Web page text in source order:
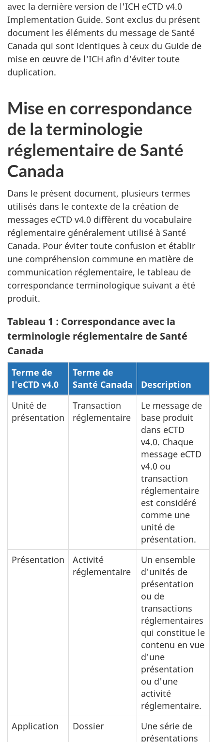
avec la dernière version de l'ICH eCTD v4.0
Implementation Guide. Sont exclus du présent
document les éléments du message de Santé
Canada qui sont identiques à ceux du Guide de
mise en œuvre de l'ICH afin d'éviter toute
duplication.
Mise en correspondance
de la terminologie
réglementaire de Santé
Canada
Dans le présent document, plusieurs termes
utilisés dans le contexte de la création de
messages eCTD v4.0 diffèrent du vocabulaire
réglementaire généralement utilisé à Santé
Canada. Pour éviter toute confusion et établir
une compréhension commune en matière de
communication réglementaire, le tableau de
correspondance terminologique suivant a été
produit.
Tableau 1 : Correspondance avec la
terminologie réglementaire de Santé
Canada
Terme de
l'eCTD v4.0
Terme de
Santé Canada
Description
Unité de
présentation
Transaction
réglementaire
Le message de
base produit
dans eCTD
v4.0. Chaque
message eCTD
v4.0 ou
transaction
réglementaire
est considéré
comme une
unité de
présentation.
Présentation
Activité
réglementaire
Un ensemble
d'unités de
présentation
ou de
transactions
réglementaires
qui constitue le
contenu en vue
d'une
présentation
ou d'une
activité
réglementaire.
Application
Dossier
Une série de
présentations